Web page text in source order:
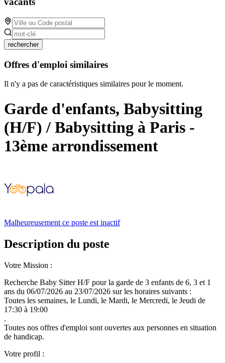
rechercher
Offres d'emploi similaires
Il n'y a pas de caractéristiques similaires pour le moment.
Garde d'enfants, Babysitting
(H/F) / Babysitting à Paris -
13ème arrondissement
Malheureusement ce poste est inactif
Description du poste
Votre Mission :
Recherche Baby Sitter H/F pour la garde de 3 enfants de 6, 3 et 1
ans du 06/07/2026 au 23/07/2026 sur les horaires suivants :
Toutes les semaines, le Lundi, le Mardi, le Mercredi, le Jeudi de
17:30 à 19:00
.
Toutes nos offres d'emploi sont ouvertes aux personnes en situation
de handicap.
Votre profil :